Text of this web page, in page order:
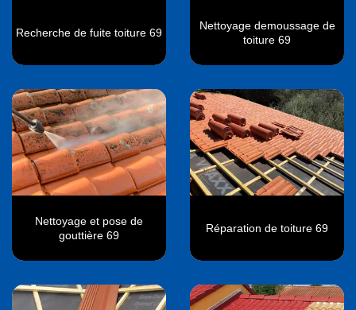
Recherche de fuite toiture 69
Nettoyage demoussage de
toiture 69
Nettoyage et pose de
gouttière 69
Réparation de toiture 69